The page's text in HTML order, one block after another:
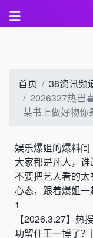
首页
38资讯频
2026327热巴
某书上做好物
娱乐爆姐的爆料间
大家都是凡人，谁
不要把艺人看的
心态，跟着爆姐一
1
【2026.3.27】 热
功留住王一博了？